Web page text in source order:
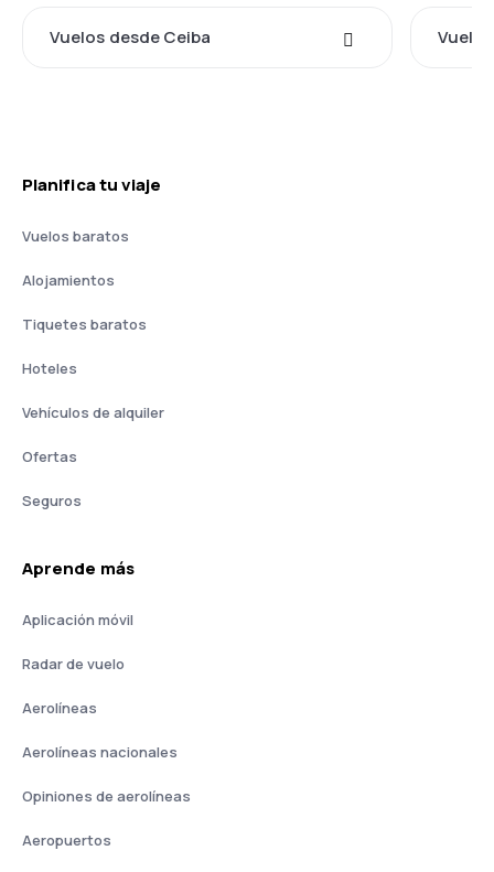
Vuelos desde Ceiba
Planifica tu viaje
Vuelos baratos
Alojamientos
Tiquetes baratos
Hoteles
Vehículos de alquiler
Ofertas
Seguros
Aprende más
Aplicación móvil
Radar de vuelo
Aerolíneas
Aerolíneas nacionales
Opiniones de aerolíneas
Aeropuertos